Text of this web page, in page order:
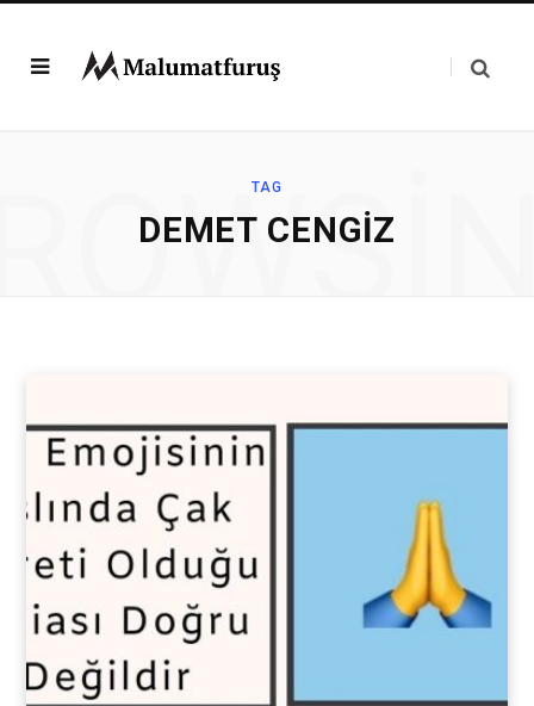
TAG
DEMET CENGIZ